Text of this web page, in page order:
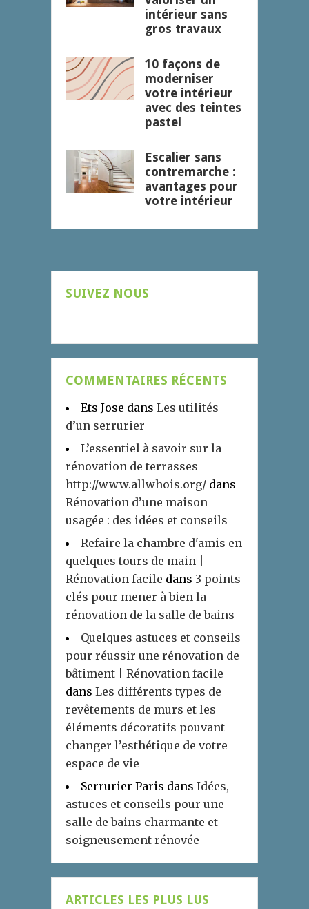
intérieur sans
gros travaux
10 façons de
moderniser
votre intérieur
avec des teintes
pastel
Escalier sans
contremarche :
avantages pour
votre intérieur
SUIVEZ NOUS
COMMENTAIRES RÉCENTS
Ets Jose dans Les utilités
d’un serrurier
L’essentiel à savoir sur la
rénovation de terrasses
http://www.allwhois.org/ dans
Rénovation d’une maison
usagée : des idées et conseils
Refaire la chambre d'amis en
quelques tours de main |
Rénovation facile dans 3 points
clés pour mener à bien la
rénovation de la salle de bains
Quelques astuces et conseils
pour réussir une rénovation de
bâtiment | Rénovation facile
dans Les différents types de
revêtements de murs et les
éléments décoratifs pouvant
changer l’esthétique de votre
espace de vie
Serrurier Paris dans Idées,
astuces et conseils pour une
salle de bains charmante et
soigneusement rénovée
ARTICLES LES PLUS LUS